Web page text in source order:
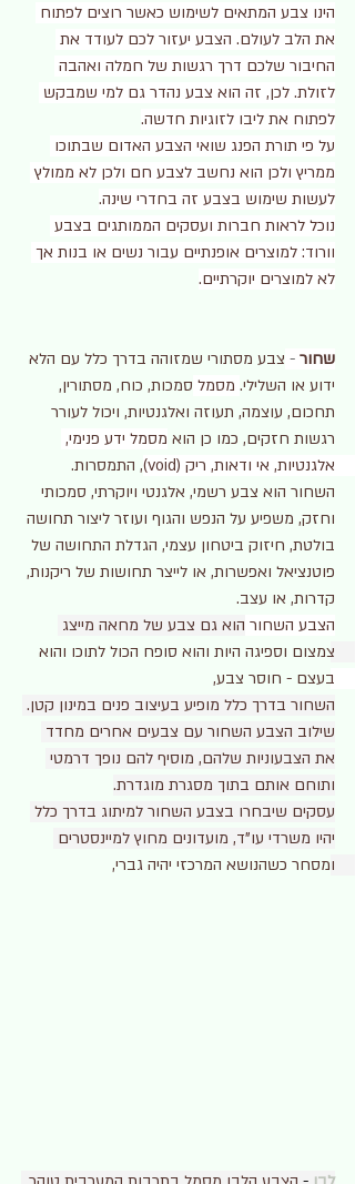
הינו צבע המתאים לשימוש כאשר רוצים לפתוח
את הלב לעולם. הצבע יעזור לכם לעודד את
החיבור שלכם דרך רגשות של חמלה ואהבה
לזולת. לכן, זה הוא צבע נהדר גם למי שמבקש
לפתוח את ליבו לזוגיות חדשה.
על פי תורת הפנג שואי הצבע האדום שבתוכו
ממריץ ולכן הוא נחשב לצבע חם ולכן לא ממולץ
לעשות שימוש בצבע זה בחדרי שינה.
נוכל לראות חברות ועסקים הממותגים בצבע
וורוד: למוצרים אופנתיים עבור נשים או בנות אך
לא למוצרים יוקרתיים.
שחור - צבע מסתורי שמזוהה בדרך כלל עם הלא
ידוע או השלילי. מסמל סמכות, כוח, מסתורין,
תחכום, עוצמה, תעוזה ואלגנטיות, ויכול לעורר
רגשות חזקים, כמו כן הוא מסמל ידע פנימי,
אלגנטיות, אי ודאות, ריק (void), התמסרות.
השחור הוא צבע רשמי, אלגנטי ויוקרתי, סמכותי
וחזק, משפיע על הנפש והגוף ועוזר ליצור תחושה
בולטת, חיזוק ביטחון עצמי, הגדלת התחושה של
פוטנציאל ואפשרות, או לייצר תחושות של ריקנות,
קדרות, או עצב.
הצבע השחור הוא גם צבע של מחאה מייצג
צמצום וספיגה היות והוא סופח הכול לתוכו והוא
בעצם - חוסר צבע,
השחור בדרך כלל מופיע בעיצוב פנים במינון קטן.
שילוב הצבע השחור עם צבעים אחרים מחדד
את הצבעוניות שלהם, מוסיף להם נופך דרמטי
ותוחם אותם בתוך מסגרת מוגדרת.
עסקים שיבחרו בצבע השחור למיתוג בדרך כלל
יהיו משרדי עו"ד, מועדונים מחוץ למיינסטרים
ומסחר כשהנושא המרכזי יהיה גברי,